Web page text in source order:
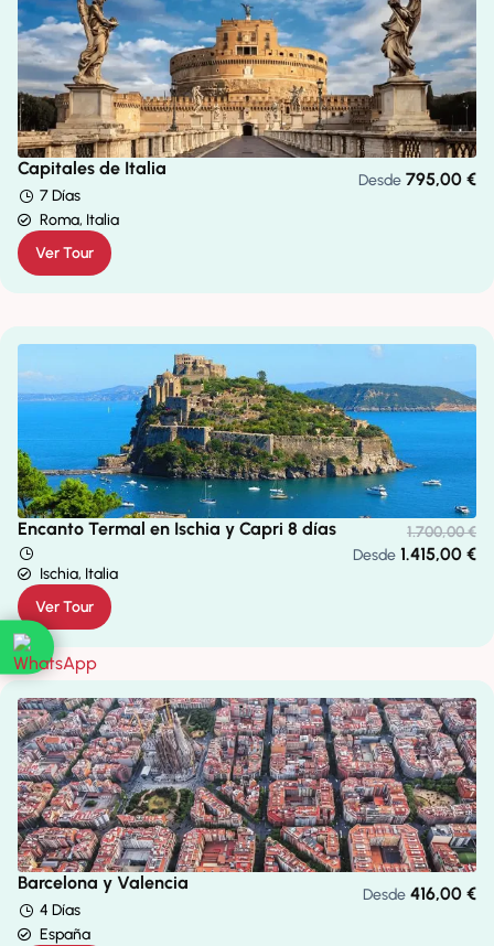
Capitales de Italia
7 Días
Roma, Italia
Desde 795,00 €
Ver Tour
Encanto Termal en Ischia y Capri 8 días
Ischia, Italia
1.700,00€
Desde 1.415,00 €
Ver Tour
Barcelona y Valencia
4 Días
España
Desde 416,00 €